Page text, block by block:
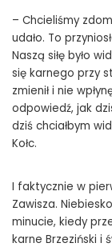
– Chcieliśmy
udało. To
Naszą siłę było
się karnego przy
zmienił i nie
odpowiedź, jak
dziś chciałbym
Kołc.
I faktycznie w
Zawisza.
minucie, kiedy
karne Brzeziński i